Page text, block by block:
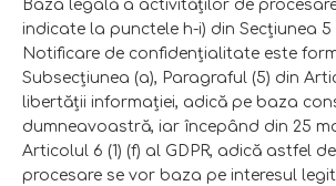
Baza legală a activităţilor de
indicate la punctele h-i) din Secţiunea
Notificare de confidenţialitate este
Subsecţiunea (a), Paragraful (5) din
libertăţii informaţiei, adică pe baza
dumneavoastră, iar începând din 25
Articolul 6 (1) (f) al GDPR, adică astfel
procesare se vor baza pe interesul